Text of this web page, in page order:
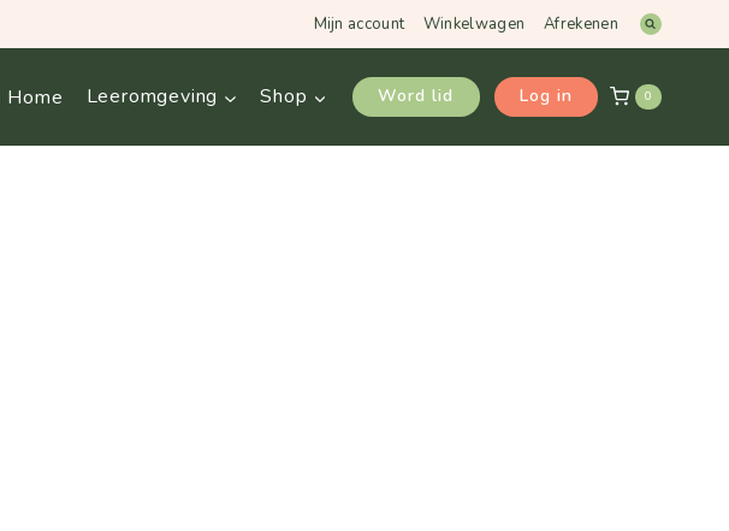
Mijn account Winkelwagen Afrekenen
Home Leeromgeving Shop Word lid Log in 0
aantal